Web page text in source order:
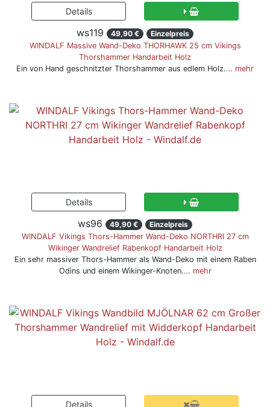
ws119 49,90 €
Einzelpreis
WINDALF Massive Wand-Deko THORHAWK 25 cm Vikings
Thorshammer Handarbeit Holz
Ein von Hand geschnitzter Thorshammer aus edlem Holz.… mehr
ws96 49,90 €
Einzelpreis
WINDALF Vikings Thors-Hammer Wand-Deko NORTHRI 27 cm
Wikinger Wandrelief Rabenkopf Handarbeit Holz
Ein sehr massiver Thors-Hammer als Wand-Deko mit einem Raben
Odins und einem Wikinger-Knoten.… mehr